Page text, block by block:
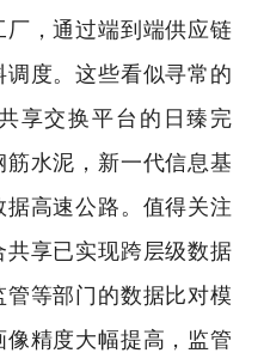
，通过端到端供应链
度。这些看似寻常的
享交换平台的日臻完
水泥，新一代信息基
高速公路。值得关注
享已实现跨层级数据
等部门的数据比对模
精度大幅提高，监管